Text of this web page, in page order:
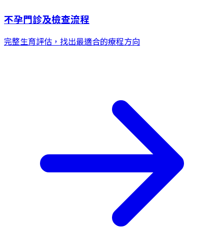
不孕門診及檢查流程
完整生育評估，找出最適合的療程方向